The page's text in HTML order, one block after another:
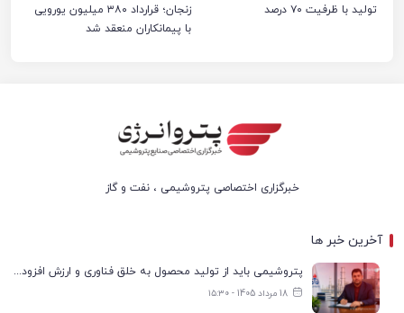
تولید با ظرفیت ۷۰ درصد
زنجان؛ قرارداد ۳۸۰ میلیون یورویی
با پیمانکاران منعقد شد
خبرگزاری اختصاصی پتروشیمی ، نفت و گاز
آخرین خبر ها
پتروشیمی باید از تولید محصول به خلق فناوری و ارزش افزوده حرکت کند
18 مرداد 1405 - ۱۵:۳۰